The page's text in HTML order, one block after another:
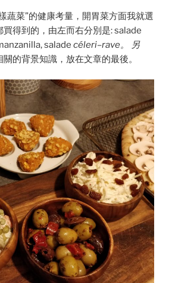
蔬菜”的健康考量，開胃菜方面我就選
得到的，由左而右分別是: salade
salade céleri–rave。 另
的背景知識，放在文章的最後。